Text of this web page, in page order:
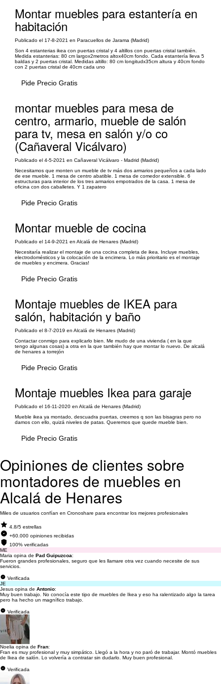
Montar muebles para estantería en
habitación
Publicado el 17-8-2021 en Paracuellos de Jarama (Madrid)
Son 4 estanterias ikea con puertas cristal y 4 altillos con puertas cristal también.
Medida estanterias: 80 cm largox2metros altox40cm fondo. Cada estantería lleva 5
baldas y 2 puertas cristal. Medidas altillo: 80 cm longitudx35cm altura y 40cm fondo
con 2 puertas cristal de 40cm cada uno
Pide Precio Gratis
montar muebles para mesa de
centro, armario, mueble de salón
para tv, mesa en salón y/o co
(Cañaveral Vicálvaro)
Publicado el 4-5-2021 en Cañaveral Vicálvaro - Madrid (Madrid)
Necesitamos que monten un mueble de tv más dos armarios pequeños a cada lado
de ese mueble. 1 mesa de centro abatible. 1 mesa de comedor extensible. 6
estructuras para interior de los tres armarios empotrados de la casa. 1 mesa de
oficina con dos caballetes. Y 1 zapatero
Pide Precio Gratis
Montar mueble de cocina
Publicado el 14-9-2021 en Alcalá de Henares (Madrid)
Necesitaría realizar el montaje de una cocina completa de ikea. Incluye muebles,
electrodomésticos y la colocación de la encimera. Lo más prioritario es el montaje
de muebles y encimera. Gracias!
Pide Precio Gratis
Montaje muebles de IKEA para
salón, habitación y baño
Publicado el 8-7-2019 en Alcalá de Henares (Madrid)
Contactar conmigo para explicarlo bien. Me mudo de una vivienda ( en la que
tengo algunas cosas) a otra en la que también hay que montar lo nuevo. De alcalá
de henares a torrejón
Pide Precio Gratis
Montaje muebles Ikea para garaje
Publicado el 16-11-2020 en Alcalá de Henares (Madrid)
Mueble ikea ya montado, descuadra puertas, creemos q son las bisagras pero no
damos con ello, quizá niveles de patas. Queremos que quede mueble bien.
Pide Precio Gratis
Opiniones de clientes sobre
montadores de muebles en
Alcalá de Henares
Miles de usuarios confían en Cronoshare para encontrar los mejores profesionales
4.8/5 estrellas
+60.000 opiniones recibidas
100% verificadas
ME
Maria opina de Pad Guipuzcoa:
Fueron grandes profesionales, seguro que les llamare otra vez cuando necesite de sus
servicios.
Verificada
JE
Jesus opina de Antonio:
Muy buen trabajo. No conocía este tipo de muebles de Ikea y eso ha ralentizado algo la tarea
pero ha hecho un magnífico trabajo.
Verificada
Noelia opina de Fran:
Fran es muy profesional y muy simpático. Llegó a la hora y no paró de trabajar. Montó muebles
de Ikea de salón. Lo volvería a contratar sin dudarlo. Muy buen profesional.
Verificada